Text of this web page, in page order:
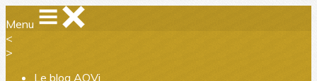
Menu
<
>
Le blog AOVi